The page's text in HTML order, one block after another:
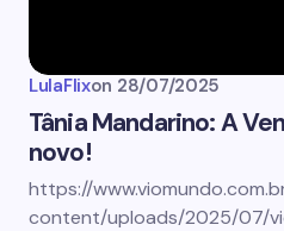
LulaFlixon 28/07/2025
Tânia Mandarino: A
novo!
https://
content/uploads/2025/07/